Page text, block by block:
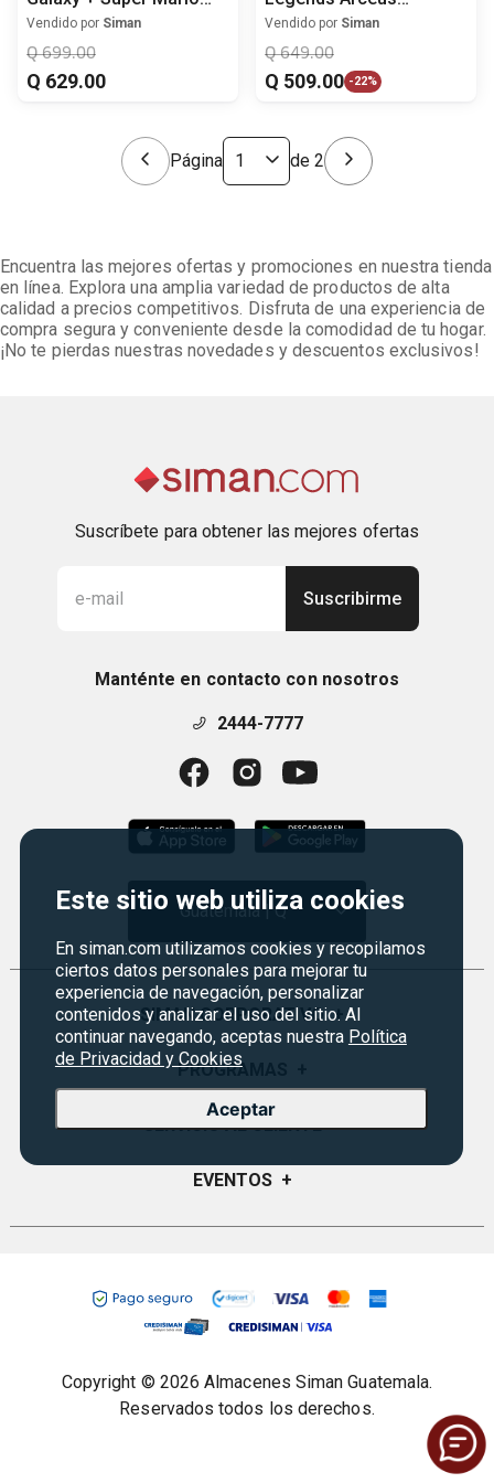
Este sitio web utiliza cookies
En siman.com utilizamos cookies y recopilamos
ciertos datos personales para mejorar tu
experiencia de navegación, personalizar
contenidos y analizar el uso del sitio. Al
continuar navegando, aceptas nuestra Política
de Privacidad y Cookies
Aceptar
Galaxy 2 para Nintendo
Switch
Vendido por Siman
Q 699.00
Q 629.00
Nintendo Switch
Vendido por Siman
Q 649.00
Q 509.00 -22%
Página de 2
Encuentra las mejores ofertas y promociones en nuestra tienda
en línea. Explora una amplia variedad de productos de alta
calidad a precios competitivos. Disfruta de una experiencia de
compra segura y conveniente desde la comodidad de tu hogar.
¡No te pierdas nuestras novedades y descuentos exclusivos!
Suscríbete para obtener las mejores ofertas
Suscribirme
Manténte en contacto con nosotros
2444-7777
Guatemala | Q
SIMAN CORPORATIVO +
Quiénes Somos
Visión y Misión
Sucursales
PROGRAMAS
Monedero
Credisiman
SERVICIO AL CLIENTE +
Preguntas Frecuentes
Seguridad del sitio
Política de Privacidad
Términos legales
EVENTOS +
Rebajas
Copyright © 2026 Almacenes Siman Guatemala.
Reservados todos los derechos.